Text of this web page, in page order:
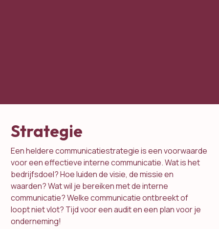
Strategie
Een heldere communicatiestrategie is een voorwaarde
voor een effectieve interne communicatie. Wat is het
bedrijfsdoel? Hoe luiden de visie, de missie en
waarden? Wat wil je bereiken met de interne
communicatie? Welke communicatie ontbreekt of
loopt niet vlot? Tijd voor een audit en een plan voor je
onderneming!